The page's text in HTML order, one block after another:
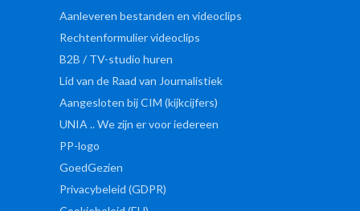
Aanleveren bestanden en videoclips
Rechtenformulier videoclips
B2B / TV-studio huren
Lid van de Raad van Journalistiek
Aangesloten bij CIM (kijkcijfers)
UNIA .. We zijn er voor iedereen
PP-logo
GoedGezien
Privacybeleid (GDPR)